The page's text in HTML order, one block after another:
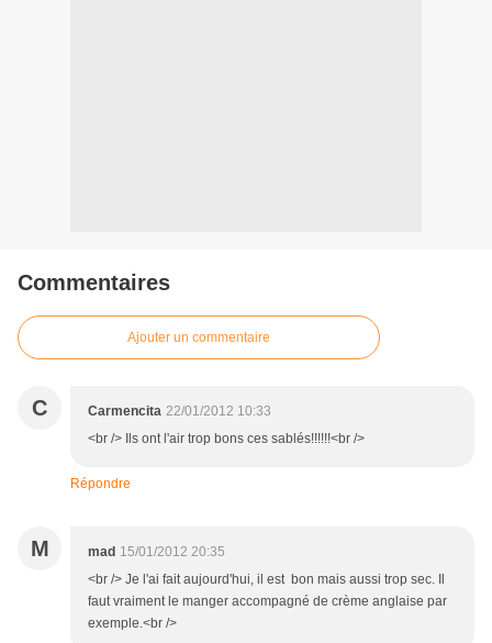
Commentaires
Ajouter un commentaire
C Carmencita 22/01/2012 10:33
<br /> Ils ont l'air trop bons ces sablés!!!!!!<br />
Répondre
M mad 15/01/2012 20:35
<br /> Je l'ai fait aujourd'hui, il est bon mais aussi trop sec. Il
faut vraiment le manger accompagné de crème anglaise par
exemple.<br />